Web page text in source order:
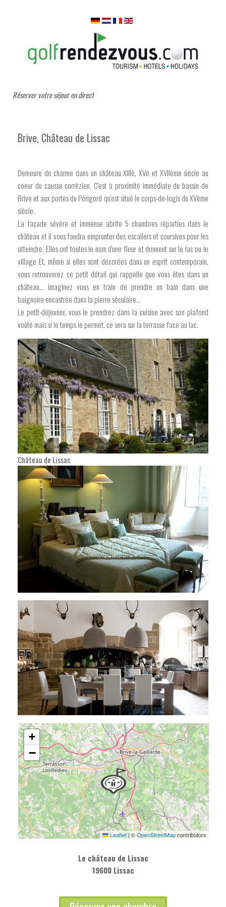
Réserver votre séjour en direct
Brive, Château de Lissac
Demeure de charme dans un château XIIIè, XVè et XVIIème siècle au
coeur du causse corrèzien. C'est à proximité immédiate du bassin de
Brive et aux portes du Périgord qu'est situé le corps-de-logis du XVème
siècle.
La façade sévère et immense abrite 5 chambres réparties dans le
château et il vous faudra emprunter des escaliers et coursives pour les
atteindre. Elles ont toutes le nom d'une fleur et donnent sur le lac ou le
village Et, même si elles sont décorées dans un esprit contemporain,
vous retrouverez ce petit détail qui rappelle que vous êtes dans un
château... imaginez vous en train de prendre un bain dans une
baignoire encastrée dans la pierre séculaire...
Le petit-déjeuner, vous le prendrez dans la cuisine avec son plafond
voûté mais si le temps le permet, ce sera sur la terrasse face au lac.
Château de Lissac
+
−
Leaflet| ©OpenStreetMapcontributors
Le château de Lissac
19600 Lissac